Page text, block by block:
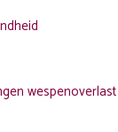
wespenoverlast